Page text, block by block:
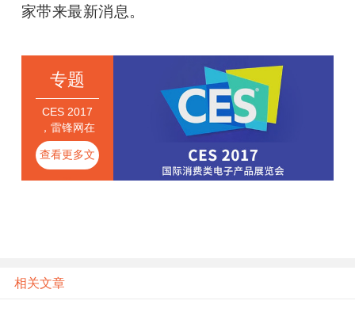
家带来最新消息。
专题
CES 2017
，雷锋网在
拉斯维加斯
现场
查看更多文
章
相关文章